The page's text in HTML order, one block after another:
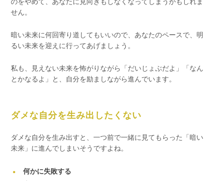
せん。
暗い未来に何回寄り道してもいいので、あなたのペースで、明
るい未来を迎えに行ってあげましょう。
私も、見えない未来を怖がりながら「だいじょぶだよ」「なん
とかなるよ」と、自分を励ましながら進んでいます。
ダメな自分を生み出したくない
ダメな自分を生み出すと、一つ前で一緒に見てもらった「暗い
未来」に進んでしまいそうですよね。
何かに失敗する